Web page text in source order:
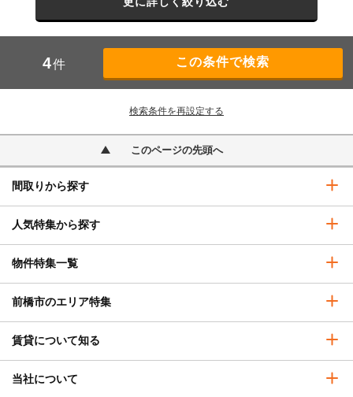
4件
検索条件を再設定する
このページの先頭へ
間取りから探す
人気特集から探す
物件特集一覧
前橋市のエリア特集
賃貸について知る
当社について